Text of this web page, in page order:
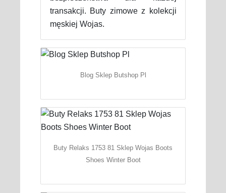
transakcji. Buty zimowe z kolekcji
męskiej Wojas.
Blog Sklep Butshop Pl
Buty Relaks 1753 81 Sklep Wojas Boots
Shoes Winter Boot